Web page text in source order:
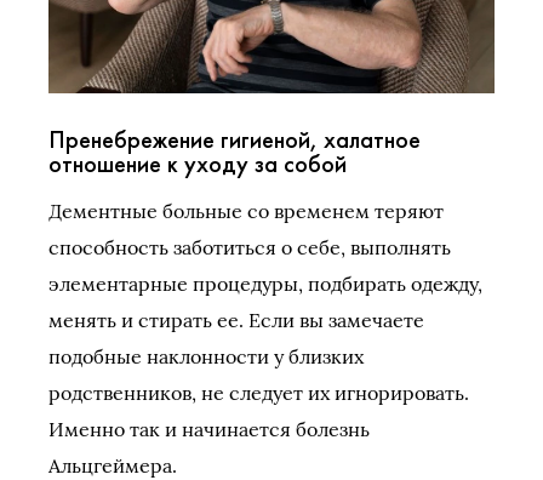
Пренебрежение гигиеной, халатное
отношение к уходу за собой
Дементные больные со временем теряют
способность заботиться о себе, выполнять
элементарные процедуры, подбирать одежду,
менять и стирать ее. Если вы замечаете
подобные наклонности у близких
родственников, не следует их игнорировать.
Именно так и начинается болезнь
Альцгеймера.